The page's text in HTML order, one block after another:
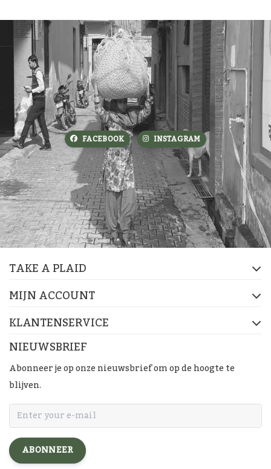
FACEBOOK INSTAGRAM
TAKE A PLAID
MIJN ACCOUNT
KLANTENSERVICE
NIEUWSBRIEF
Abonneer je op onze nieuwsbrief om op de hoogte te
blijven.
ABONNEER